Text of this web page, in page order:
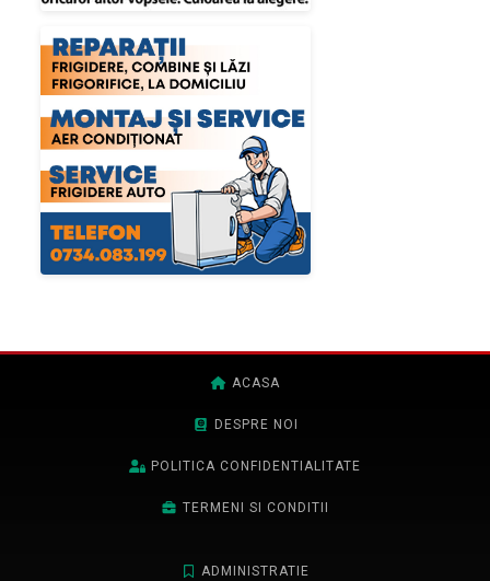
ACASA
DESPRE NOI
POLITICA CONFIDENTIALITATE
TERMENI SI CONDITII
ADMINISTRATIE